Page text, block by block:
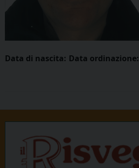
Data di nascita: Data ordinazione: